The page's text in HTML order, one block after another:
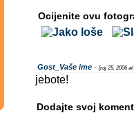
Ocijenite ovu
Gost_Vaše ime - [ruj 25, 2006 at
jebote!
Dodajte svoj